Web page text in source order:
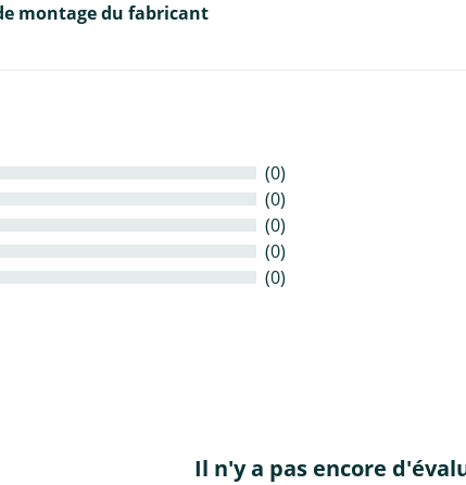
montage du fabricant
(0)
(0)
(0)
(0)
(0)
Il n'y a pas encore